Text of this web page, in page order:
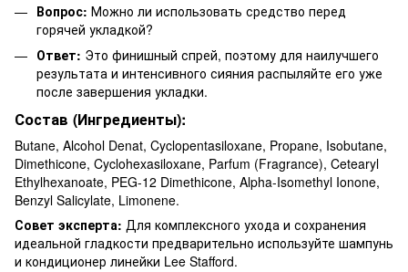
Вопрос: Можно ли использовать средство перед
горячей укладкой?
Ответ: Это финишный спрей, поэтому для наилучшего
результата и интенсивного сияния распыляйте его уже
после завершения укладки.
Состав (Ингредиенты):
Butane, Alcohol Denat, Cyclopentasiloxane, Propane, Isobutane,
Dimethicone, Cyclohexasiloxane, Parfum (Fragrance), Cetearyl
Ethylhexanoate, PEG-12 Dimethicone, Alpha-Isomethyl Ionone,
Benzyl Salicylate, Limonene.
Совет эксперта: Для комплексного ухода и сохранения
идеальной гладкости предварительно используйте шампунь
и кондиционер линейки Lee Stafford.